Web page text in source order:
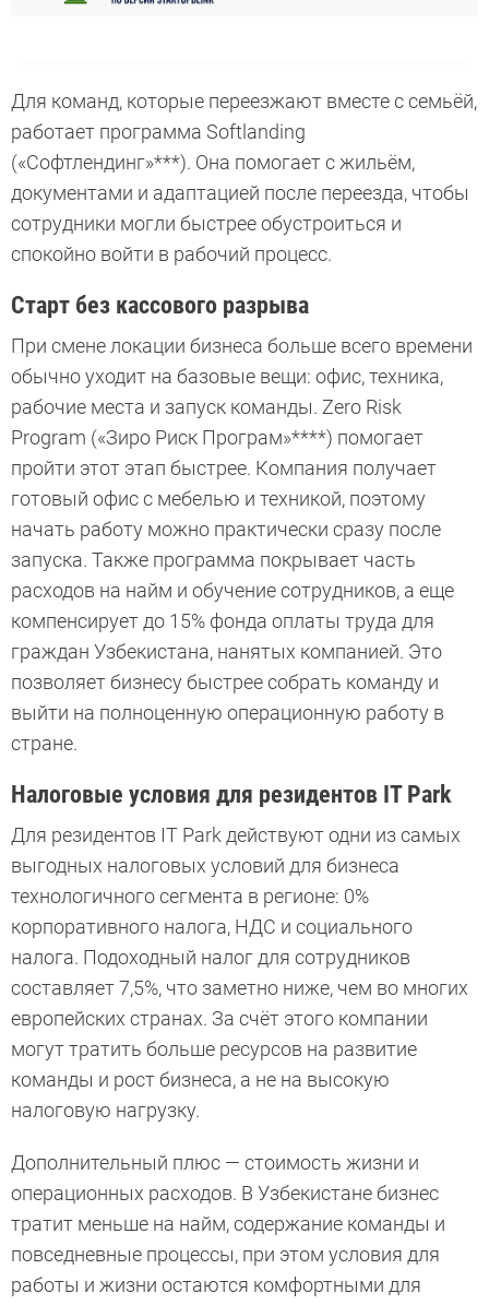
Для команд, которые переезжают вместе с семьёй,
работает программа Softlanding
(«Софтлендинг»***). Она помогает с жильём,
документами и адаптацией после переезда, чтобы
сотрудники могли быстрее обустроиться и
спокойно войти в рабочий процесс.
Старт без кассового разрыва
При смене локации бизнеса больше всего времени
обычно уходит на базовые вещи: офис, техника,
рабочие места и запуск команды. Zero Risk
Program («Зиро Риск Програм»****) помогает
пройти этот этап быстрее. Компания получает
готовый офис с мебелью и техникой, поэтому
начать работу можно практически сразу после
запуска. Также программа покрывает часть
расходов на найм и обучение сотрудников, а еще
компенсирует до 15% фонда оплаты труда для
граждан Узбекистана, нанятых компанией. Это
позволяет бизнесу быстрее собрать команду и
выйти на полноценную операционную работу в
стране.
Налоговые условия для резидентов IT Park
Для резидентов IT Park действуют одни из самых
выгодных налоговых условий для бизнеса
технологичного сегмента в регионе: 0%
корпоративного налога, НДС и социального
налога. Подоходный налог для сотрудников
составляет 7,5%, что заметно ниже, чем во многих
европейских странах. За счёт этого компании
могут тратить больше ресурсов на развитие
команды и рост бизнеса, а не на высокую
налоговую нагрузку.
Дополнительный плюс — стоимость жизни и
операционных расходов. В Узбекистане бизнес
тратит меньше на найм, содержание команды и
повседневные процессы, при этом условия для
работы и жизни остаются комфортными для